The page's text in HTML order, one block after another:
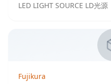
LED LIGHT SOURCE LD光源
Fujikura